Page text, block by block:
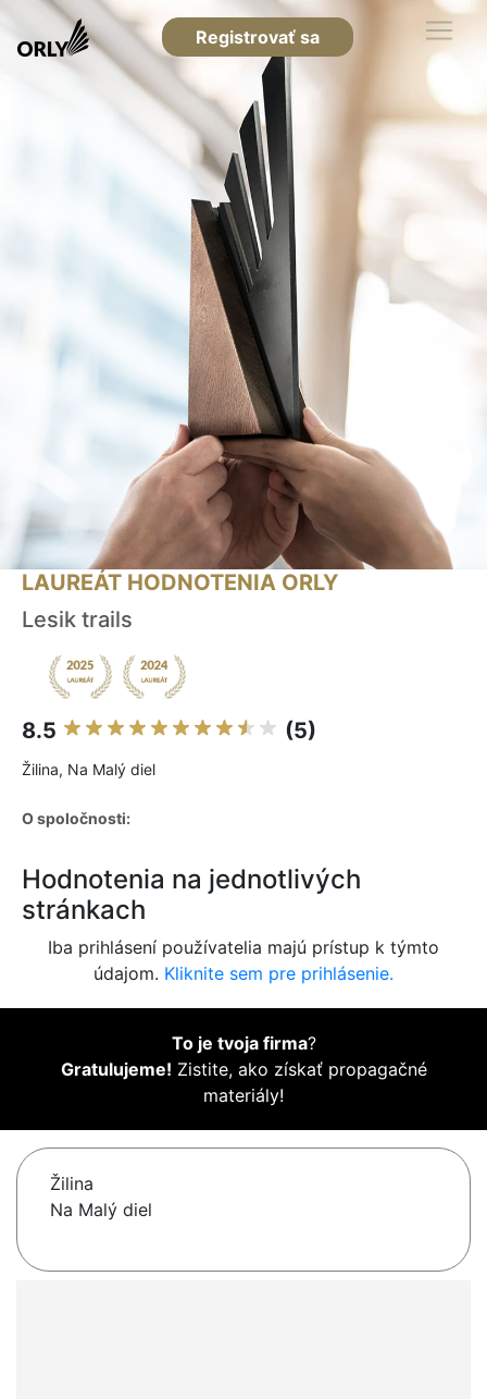
Registrovať sa
LAUREÁT HODNOTENIA ORLY
Lesik trails
8.5 (5)
Žilina, Na Malý diel
O spoločnosti:
Hodnotenia na jednotlivých
stránkach
Iba prihlásení používatelia majú prístup k týmto
údajom. Kliknite sem pre prihlásenie.
To je tvoja firma?
Gratulujeme! Zistite, ako získať propagačné
materiály!
Žilina
Na Malý diel